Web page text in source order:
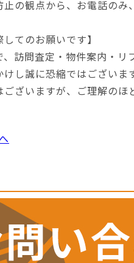
の観点から、お電話のみ
してのお願いです】
訪問査定・物件案内・リ
けし誠に恐縮ではございま
ざいますが、ご理解のほ